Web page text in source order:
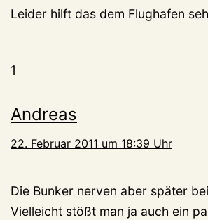
Leider hilft das dem Flughafen
1
Andreas
22. Februar 2011 um 18:39 Uhr
Die Bunker nerven aber später
Vielleicht stößt man ja auch ein